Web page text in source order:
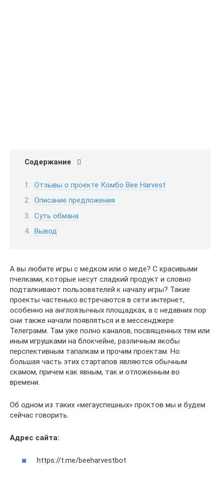
Содержание
Отзывы о проекте Комбо Bee Harvest
Описание предложения
Суть обмана
Вывод
А вы любите игры с медком или о меде? С красивыми
пчелками, которые несут сладкий продукт и словно
подталкивают пользователей к началу игры? Такие
проекты частенько встречаются в сети интернет,
особенно на англоязычных площадках, а с недавних пор
они также начали появляться и в мессенджере
Телеграмм. Там уже полно каналов, посвященных тем или
иным игрушками на блокчейне, различным якобы
перспективным тапалкам и прочим проектам. Но
большая часть этих стартапов являются обычным
скамом, причем как явным, так и отложенным во
времени.
Об одном из таких «мегауспешных» проктов мы и будем
сейчас говорить.
Адрес сайта:
https://t.me/beeharvestbot